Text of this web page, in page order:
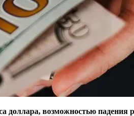
доллара, возможностью падения